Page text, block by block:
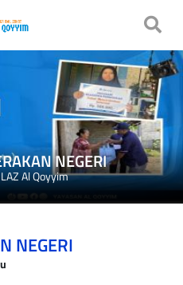
NEGERI
Al Qoyyim
NEGERI